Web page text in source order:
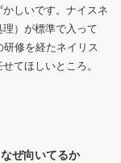
しいです。ナイスネ
）が標準で入って
修を経たネイリス
てほしいところ。
なぜ向いてるか